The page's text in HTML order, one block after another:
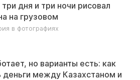
дня и три ночи рисовал
на грузовом
в фотографиях
но варианты есть: как
деньги между Казахстаном и